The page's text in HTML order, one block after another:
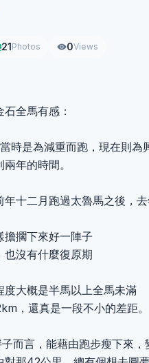
21Photos 0Views
全馬有感：
時是為減重而跑，現在則為
年的時間。
十二月跑過太魯馬之後，
擱下來好一陣子
也沒有什麼復原期
大概是半馬以上全馬未滿
，還真是一段不小的差距。
而言，能藉由跑步瘦下來